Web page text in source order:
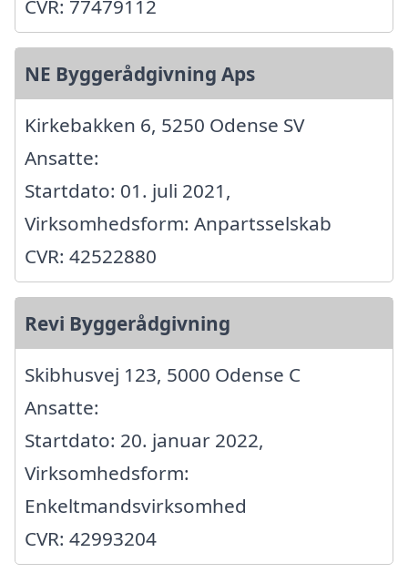
CVR: 77479112
NE Byggerådgivning Aps
Kirkebakken 6, 5250 Odense SV
Ansatte:
Startdato: 01. juli 2021,
Virksomhedsform: Anpartsselskab
CVR: 42522880
Revi Byggerådgivning
Skibhusvej 123, 5000 Odense C
Ansatte:
Startdato: 20. januar 2022,
Virksomhedsform:
Enkeltmandsvirksomhed
CVR: 42993204